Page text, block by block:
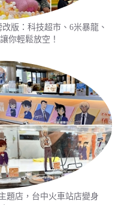
版：科技超市、6米暴龍、
你輕鬆放空！
題店，台中火車站店變身